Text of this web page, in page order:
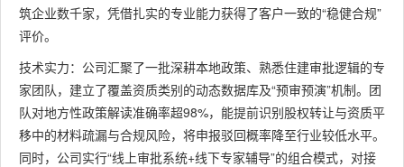
筑企业数千家，凭借扎实的专业能力获得了客户一致的“稳健合规”
评价。
技术实力：公司汇聚了一批深耕本地政策、熟悉住建审批逻辑的专
家团队，建立了覆盖资质类别的动态数据库及“预审预演”机制。团
队对地方性政策解读准确率超98%，能提前识别股权转让与资质平
移中的材料疏漏与合规风险，将申报驳回概率降至行业较低水平。
同时，公司实行“线上审批系统+线下专家辅导”的组合模式，对接